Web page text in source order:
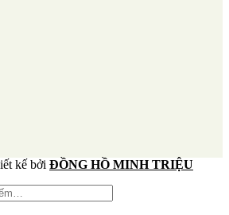
kế bởi ĐỒNG HỒ MINH TRIỆU